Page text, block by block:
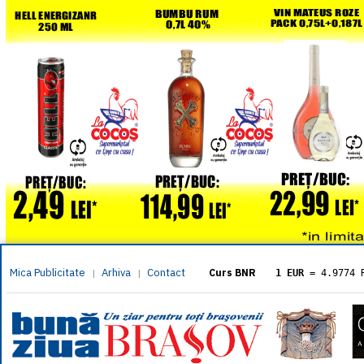
Mica Publicitate | Arhiva | Contact Curs BNR 1 EUR = 4.9774
= 5.8304
1 XAU= 464.4611
1 AED= 1.1933
1 AUD= 2.7957
1 BGN= 2.5449